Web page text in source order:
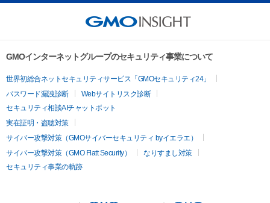
GMOインターネットグループのセキュリティ事業について
世界初総合ネットセキュリティサービス「GMOセキュリティ24」
パスワード漏洩診断
Webサイトリスク診断
セキュリティ相談AIチャットボット
実在証明・盗聴対策
サイバー攻撃対策（GMOサイバーセキュリティ byイエラエ）
サイバー攻撃対策（GMO Flatt Security）
なりすまし対策
セキュリティ事業の軌跡